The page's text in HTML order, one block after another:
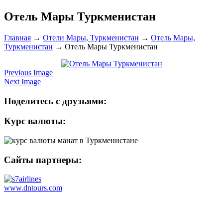
Отель Мары Туркменистан
Главная → Отели Мары, Туркменистан → Отель Мары,
Туркменистан → Отель Мары Туркменистан
Previous Image
Next Image
Поделитесь с друзьями:
Курс валюты:
Сайты партнеры:
www.dntours.com